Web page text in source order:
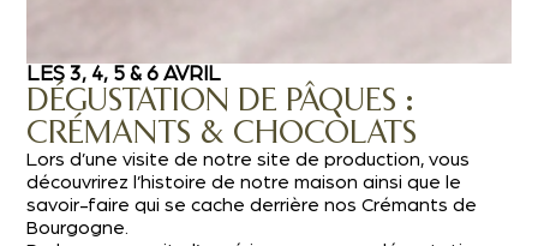
LES 3, 4, 5 & 6 AVRIL
DÉGUSTATION DE PÂQUES :
CRÉMANTS & CHOCOLATS
Lors d’une visite de notre site de production, vous
découvrirez l’histoire de notre maison ainsi que le
savoir-faire qui se cache derrière nos Crémants de
Bourgogne.